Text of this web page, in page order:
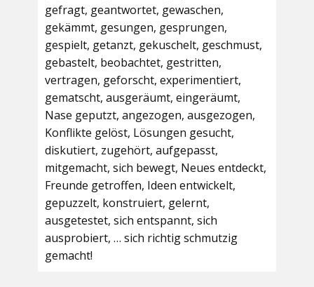
gefragt, geantwortet, gewaschen,
gekämmt, gesungen, gesprungen,
gespielt, getanzt, gekuschelt, geschmust,
gebastelt, beobachtet, gestritten,
vertragen, geforscht, experimentiert,
gematscht, ausgeräumt, eingeräumt,
Nase geputzt, angezogen, ausgezogen,
Konflikte gelöst, Lösungen gesucht,
diskutiert, zugehört, aufgepasst,
mitgemacht, sich bewegt, Neues entdeckt,
Freunde getroffen, Ideen entwickelt,
gepuzzelt, konstruiert, gelernt,
ausgetestet, sich entspannt, sich
ausprobiert, … sich richtig schmutzig
gemacht!